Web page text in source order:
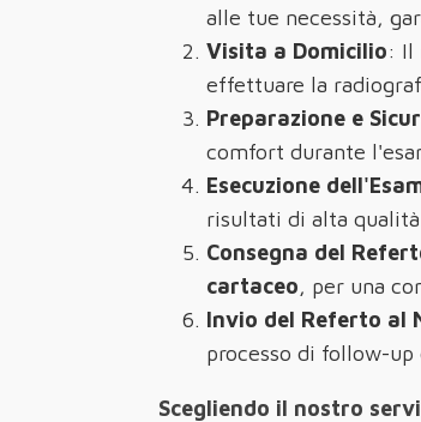
alle tue necessità,
Visita a Domicilio: Il
effettuare la
Preparazione e
comfort durante
Esecuzione
risultati di alta
Consegna del
cartaceo, per una
Invio del Referto al
processo di follow-
Scegliendo il nostro